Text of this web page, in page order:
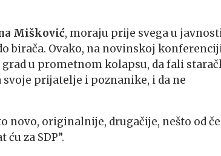
Mišković, moraju prije svega u
birača. Ovako, na novinskoj
u prometnom kolapsu, da fali
svoje prijatelje i poznanike, i da ne
novo, originalnije, drugačije, nešto od
za SDP”.